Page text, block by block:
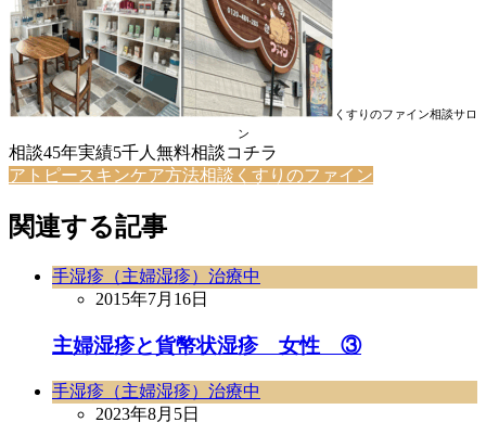
くすりのファイン相談サロ
ン
相談45年実績5千人無料相談コチラ
アトピースキンケア方法相談くすりのファイン
関連する記事
手湿疹（主婦湿疹）治療中
2015年7月16日
主婦湿疹と貨幣状湿疹 女性 ③
手湿疹（主婦湿疹）治療中
2023年8月5日